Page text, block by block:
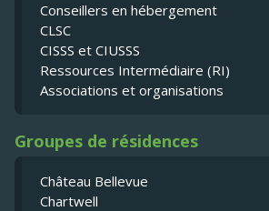
Conseillers en hébergement
CLSC
CISSS et CIUSSS
Ressources Intermédiaire (RI)
Associations et organisations
Groupes de résidences
Château Bellevue
Chartwell